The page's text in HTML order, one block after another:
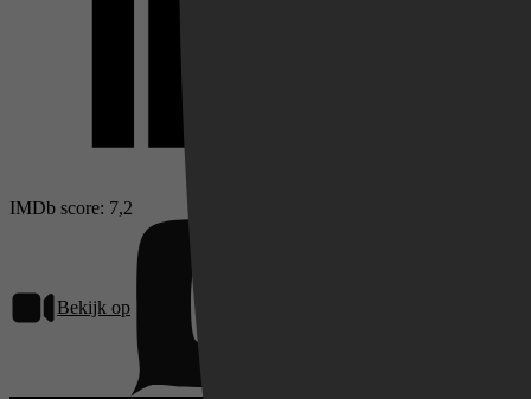
IMDb score: 7,2
Bekijk op